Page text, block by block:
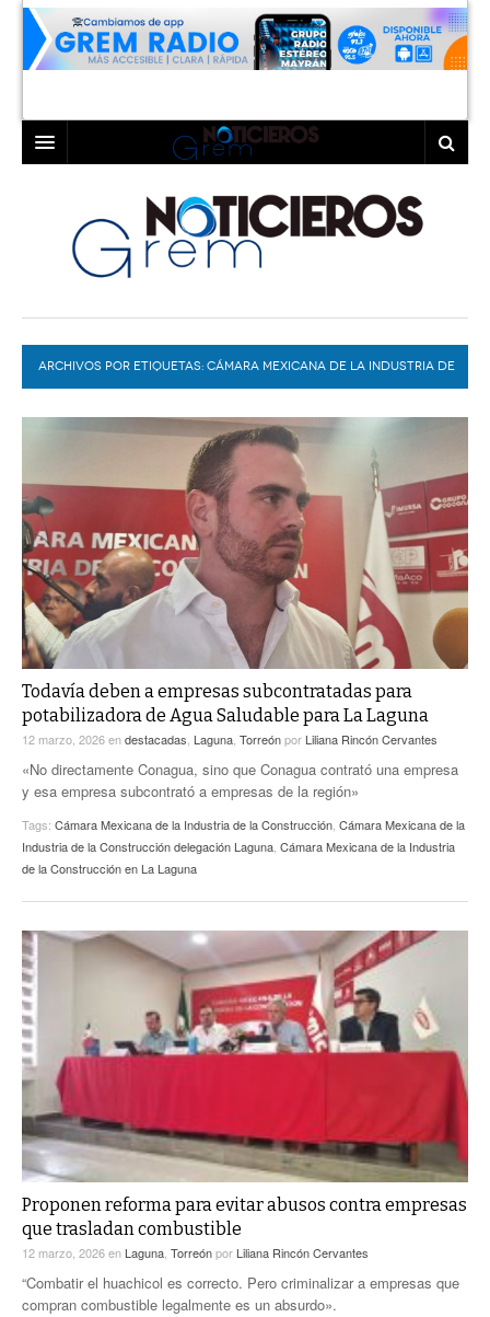
LAGUNA
TORREÓN
GÓMEZ PALACIO
LERDO
COAHUILA
DURANGO
DEPORTES
EXA INFORMA
CONTEXTOS
TRAYECTO LAGUNA
A MEDIA MAÑANA
A TODA LEY
ENTRE LAGUNEROS
DIÁLOGOS CON LA HISTORIA
TWEETS AND BEATS
LA MEJOR 97.1 ESTÉREO GALLITO
ACTUALIDADES GREM
PULSO
LA MEJOR INFORMACIÓN
ACTUALIDADES GREM
ARCHIVOS POR ETIQUETAS: CÁMARA MEXICANA DE LA INDUSTRIA DE
Todavía deben a empresas subcontratadas para
potabilizadora de Agua Saludable para La Laguna
12 marzo, 2026endestacadas Laguna Torreónpor Liliana Rincón Cervantes
«No directamente Conagua, sino que Conagua contrató una empresa
y esa empresa subcontrató a empresas de la región»
Tags: Cámara Mexicana de la Industria de la Construcción Cámara Mexicana de la
Industria de la Construcción delegación Laguna Cámara Mexicana de la Industria
de la Construcción en La Laguna
Proponen reforma para evitar abusos contra empresas
que trasladan combustible
12 marzo, 2026en Laguna Torreónpor Liliana Rincón Cervantes
“Combatir el huachicol es correcto. Pero criminalizar a empresas que
compran combustible legalmente es un absurdo».